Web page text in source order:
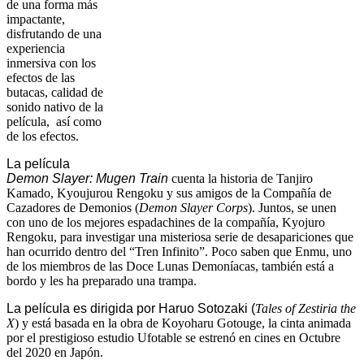
de una forma más
impactante,
disfrutando de una
experiencia
inmersiva con los
efectos de las
butacas, calidad de
sonido nativo de la
película,  así como
de los efectos.
La película
Demon Slayer: Mugen Train cuenta la historia de Tanjiro
Kamado, Kyoujurou Rengoku y sus amigos de la Compañía de
Cazadores de Demonios (Demon Slayer Corps). Juntos, se unen
con uno de los mejores espadachines de la compañía, Kyojuro
Rengoku, para investigar una misteriosa serie de desapariciones que
han ocurrido dentro del “Tren Infinito”. Poco saben que Enmu, uno
de los miembros de las Doce Lunas Demoníacas, también está a
bordo y les ha preparado una trampa.
La película es dirigida por Haruo Sotozaki (Tales of Zestiria the
X) y está basada en la obra de Koyoharu Gotouge, la cinta animada
por el prestigioso estudio Ufotable se estrenó en cines en Octubre
del 2020 en Japón.